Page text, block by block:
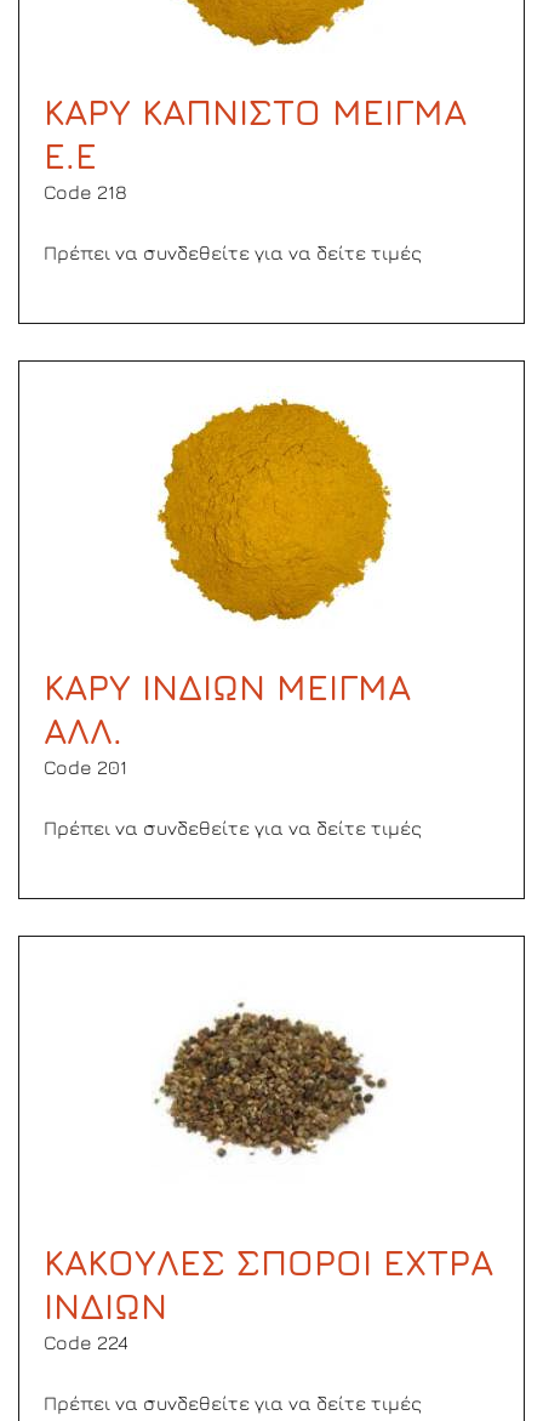
ΚΑΡΥ ΚΑΠΝΙΣΤΟ ΜΕΙΓΜΑ
Ε.Ε
Code 218
Πρέπει να συνδεθείτε για να δείτε τιμές
ΚΑΡΥ ΙΝΔΙΩΝ ΜΕΙΓΜΑ
ΑΛΛ.
Code 201
Πρέπει να συνδεθείτε για να δείτε τιμές
ΚΑΚΟΥΛΕΣ ΣΠΟΡΟΙ ΕΧΤΡΑ
ΙΝΔΙΩΝ
Code 224
Πρέπει να συνδεθείτε για να δείτε τιμές